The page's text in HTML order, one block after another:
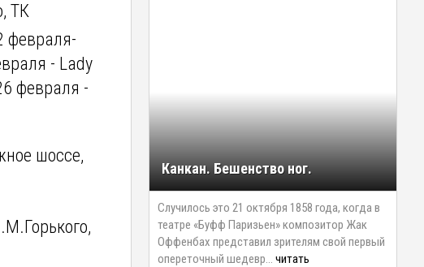
ТК
февраля-
- Lady
февраля -
шоссе,
Канкан. Бешенство ног.
Случилось это 21 октября 1858 года, когда в
театре «Буфф Паризьен» композитор Жак
Оффенбах представил зрителям свой первый
опереточный шедевр… читать